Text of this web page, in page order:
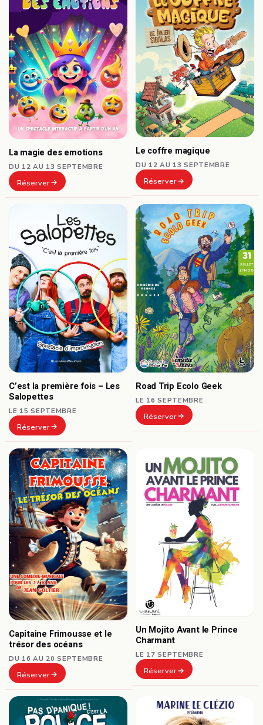
La magie des emotions
DU 12 AU 13 SEPTEMBRE
Réserver
Le coffre magique
DU 12 AU 13 SEPTEMBRE
Réserver
C’est la première fois – Les
Salopettes
LE 15 SEPTEMBRE
Réserver
Road Trip Ecolo Geek
LE 16 SEPTEMBRE
Réserver
Capitaine Frimousse et le
trésor des océans
DU 16 AU 20 SEPTEMBRE
Réserver
Un Mojito Avant le Prince
Charmant
LE 17 SEPTEMBRE
Réserver